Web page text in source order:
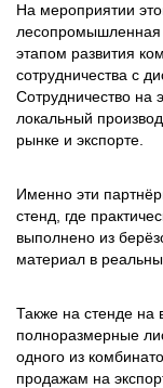
На мероприятии
этапом развития
сотрудничества с
Сотрудничество на
локальный
рынке и экспорте.
Именно эти
стенд, где
выполнено из
материал в
Также на стенде на
полноразмерные
одного из
продажам на